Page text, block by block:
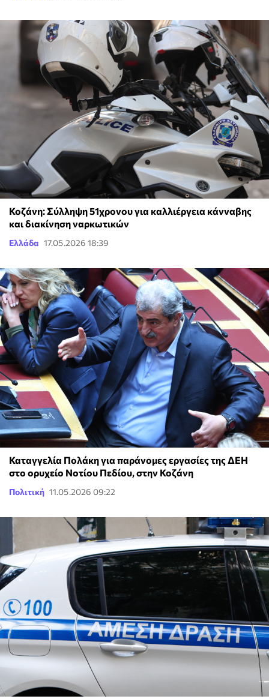
Κοζάνη: Σύλληψη 51χρονου για καλλιέργεια κάνναβης
και διακίνηση ναρκωτικών
Ελλάδα 17.05.2026 18:39
Καταγγελία Πολάκη για παράνομες εργασίες της ΔΕΗ
στο ορυχείο Νοτίου Πεδίου, στην Κοζάνη
Πολιτική 11.05.2026 09:22